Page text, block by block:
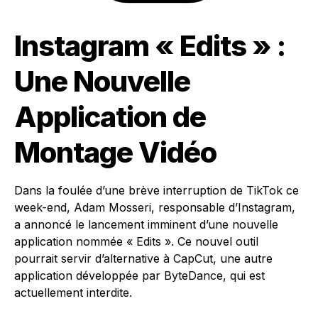
Instagram « Edits » :
Une Nouvelle
Application de
Montage Vidéo
Dans la foulée d’une brève interruption de TikTok ce
week-end, Adam Mosseri, responsable d’Instagram,
a annoncé le lancement imminent d’une nouvelle
application nommée « Edits ». Ce nouvel outil
pourrait servir d’alternative à CapCut, une autre
application développée par ByteDance, qui est
actuellement interdite.